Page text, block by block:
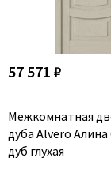
57 571 ₽
Межкомнатная
дуба Alvero
дуб глухая